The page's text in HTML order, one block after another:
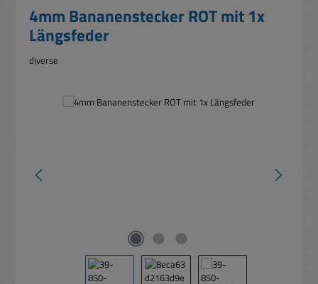
4mm Bananenstecker ROT mit 1x
Längsfeder
diverse
Bildergalerie überspringen